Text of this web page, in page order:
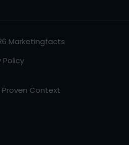
Marketingfacts
Policy
Context